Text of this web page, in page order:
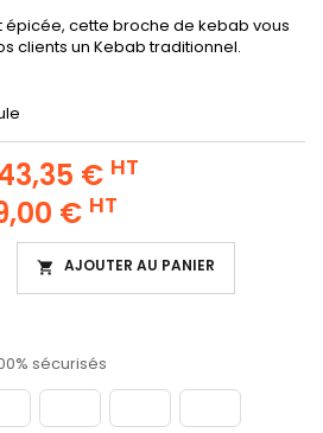
cette broche de kebab vous
clients un Kebab traditionnel.
€ HT
€ HT
 AJOUTER AU PANIER
sécurisés